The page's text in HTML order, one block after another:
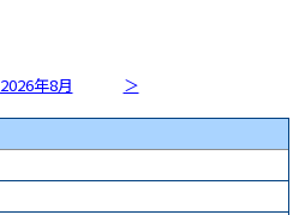
2026年8月 ＞